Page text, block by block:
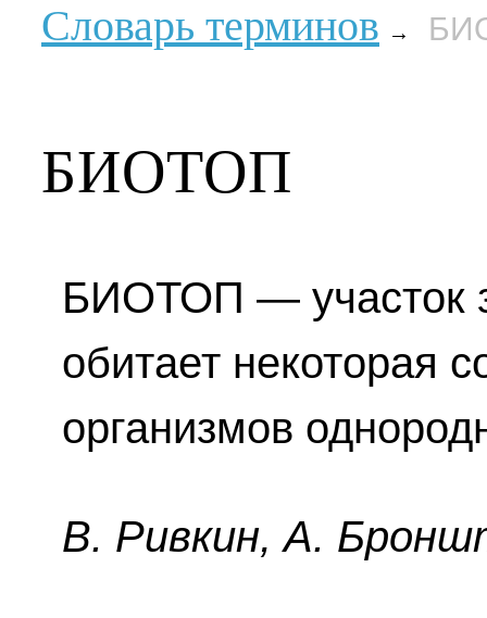
Словарь терминов →
БИОТОП
БИОТОП — участок
обитает некоторая
организмов
B. Pивкин, A.